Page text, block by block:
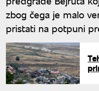
zbog čega je malo
pristati na potpuni